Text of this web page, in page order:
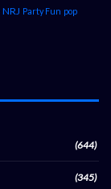
NRJ Party Fun pop
(644)
(345)